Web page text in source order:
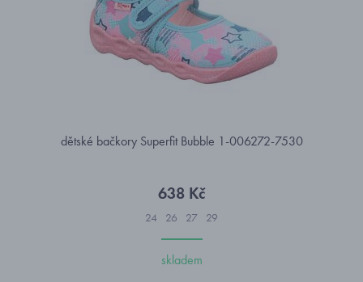
dětské bačkory Superfit Bubble 1-006272-7530
638 Kč
24 26 27 29
skladem